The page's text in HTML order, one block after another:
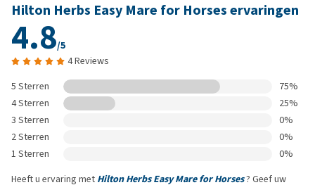
Hilton Herbs Easy Mare for Horses ervaringen
4.8/5
4 Reviews
5 Sterren
75%
4 Sterren
25%
3 Sterren
0%
2 Sterren
0%
1 Sterren
0%
Heeft u ervaring met Hilton Herbs Easy Mare for Horses? Geef uw